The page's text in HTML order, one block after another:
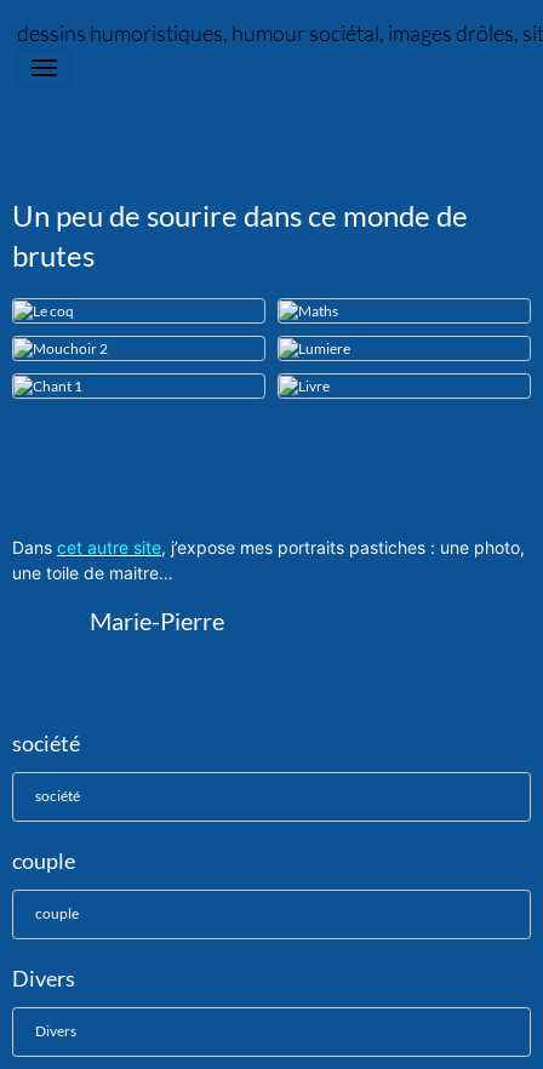
dessins humoristiques, humour sociétal, images drôles,
Un peu de sourire dans ce monde de
brutes
Dans cet autre site, j’expose mes portraits pastiches : une photo,
une toile de maitre…
Marie-Pierre
société
société
couple
couple
Divers
Divers